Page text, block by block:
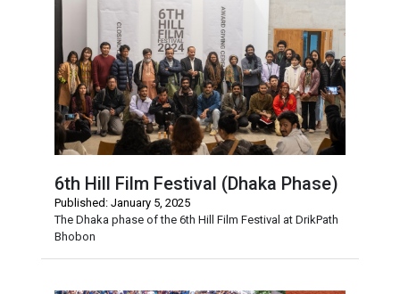
6th Hill Film Festival (Dhaka Phase)
Published: January 5, 2025
The Dhaka phase of the 6th Hill Film Festival at DrikPath
Bhobon